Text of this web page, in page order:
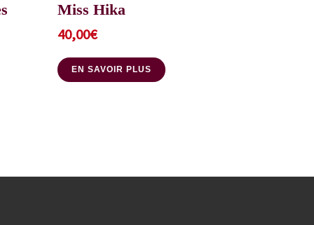
Miss Hika
40,00€
EN SAVOIR PLUS